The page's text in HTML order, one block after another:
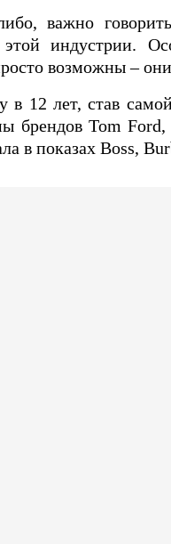
важно
индустрии.
возможны –
в 12 лет, став
брендов Tom
в показах Boss,